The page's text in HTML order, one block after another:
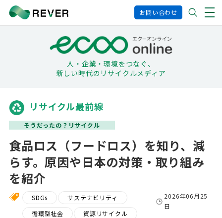
お問い合わせ
人・企業・環境をつなぐ、
新しい時代のリサイクルメディア
リサイクル最前線
そうだったの？リサイクル
食品ロス（フードロス）を知り、減
らす。原因や日本の対策・取り組み
を紹介
SDGs
サステナビリティ
循環型社会
資源リサイクル
2026年06月25
日